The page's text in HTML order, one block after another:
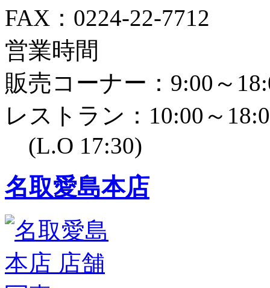
FAX：0224-22-7712
営業時間
販売コーナー：9:00～
レストラン：10:00～
(L.O 17:30)
名取愛島本店